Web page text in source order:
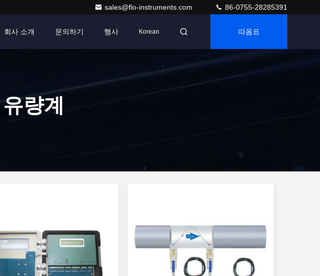
sales@flo-instruments.com 86-0755-28285391
회사 소개 문의하기 행사 Korean 따옴표
량계